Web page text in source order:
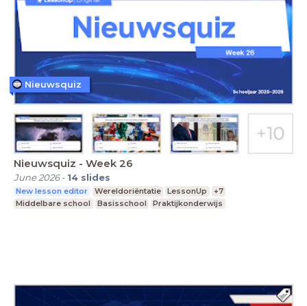
Nieuwsquiz - Week 26
June 2026- 14 slides
New lesson editor Wereldoriëntatie LessonUp
+7
Middelbare school
Basisschool Praktijkonderwijs
Nieuwsquiz